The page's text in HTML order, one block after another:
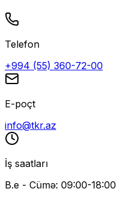
Telefon
+994 (55) 360-72-00
E-poçt
info@tkr.az
İş saatları
B.e - Cümə: 09:00-18:00